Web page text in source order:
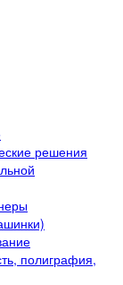
решения
полиграфия,